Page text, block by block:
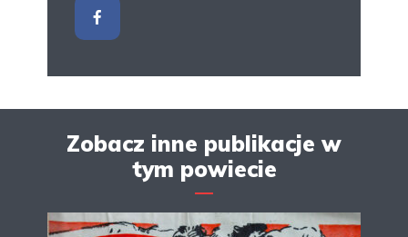
Zobacz inne publikacje w
tym powiecie